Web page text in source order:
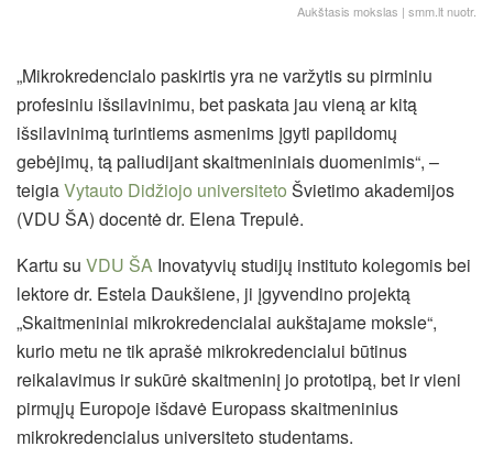
Aukštasis mokslas | smm.lt nuotr.
„Mikrokredencialo paskirtis yra ne varžytis su pirminiu
profesiniu išsilavinimu, bet paskata jau vieną ar kitą
išsilavinimą turintiems asmenims įgyti papildomų
gebėjimų, tą paliudijant skaitmeniniais duomenimis“, –
teigiaVytauto Didžiojo universiteto Švietimo akademijos
(VDU ŠA) docentė dr. Elena Trepulė.
Kartu su VDU ŠA Inovatyvių studijų instituto kolegomis bei
lektore dr. Estela Daukšiene, ji įgyvendino projektą
„Skaitmeniniai mikrokredencialai aukštajame moksle“,
kurio metu ne tik aprašė mikrokredencialui būtinus
reikalavimus ir sukūrė skaitmeninį jo prototipą, bet ir vieni
pirmųjų Europoje išdavė Europass skaitmeninius
mikrokredencialus universiteto studentams.